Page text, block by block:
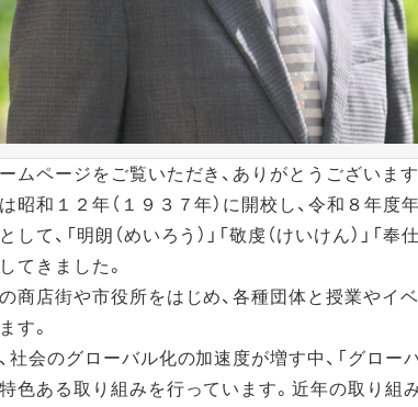
ムページをご覧いただき、ありがとうございます
昭和１２年（１９３７年）に開校し、令和８年
して、「明朗（めいろう）」「敬虔（けいけん）」
てきました。
商店街や市役所をはじめ、各種団体と授業やイ
す。
社会のグローバル化の加速度が増す中、「グロ
色ある取り組みを行っています。近年の取り